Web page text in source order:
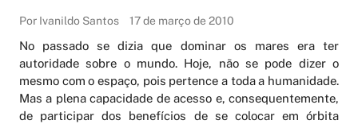
Por Ivanildo Santos 17 de março de 2010
No passado se dizia que dominar os mares era ter
autoridade sobre o mundo. Hoje, não se pode dizer o
mesmo com o espaço, pois pertence a toda a humanidade.
Mas a plena capacidade de acesso e, consequentemente,
de participar dos benefícios de se colocar em órbita